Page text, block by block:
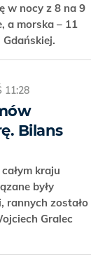
w nocy z 8 na 9
a morska – 11
11:28
Bilans
kraju
były
rannych zostało
Gralec